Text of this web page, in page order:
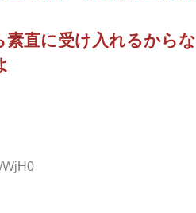
直に受け入れるからな
WjH0